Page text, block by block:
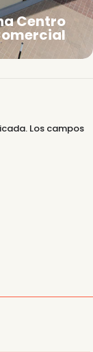
Centro
Los campos